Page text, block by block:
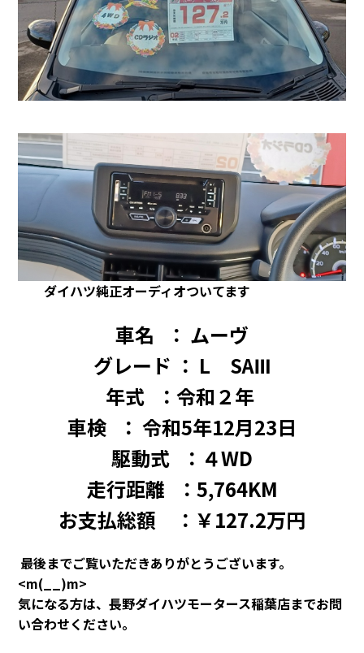
ダイハツ純正オーディオついてます
車名 ： ムーヴ
グレード ： L SAⅢ
年式 ：令和２年
車検 ： 令和5年12月23日
駆動式 ：４WD
走行距離 ：5,764KM
お支払総額 ：￥127.2万円
最後までご覧いただきありがとうございます。
<m(__)m>
気になる方は、長野ダイハツモータース稲葉店までお問
い合わせください。